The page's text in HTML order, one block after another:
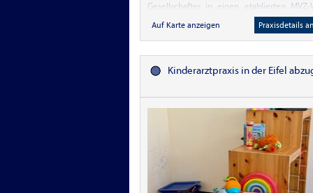
Gesellschafter in einen etablierten MVZ-
Modern ausgestattete Standorte mit
regionaler Anbindung
Attraktive, langfristige
unternehmerischem
professionelle MVZ-Strukturen
Facharztanerkennung Gefäßchirurgie
unternehmerischer Mitverantwortung
teamorientierte Arbeitsweise
patientenorientiertes Handeln Über den
Der MVZ-Verbund befindet sich in
starken Einzugsgebieten im
Auf Karte anzeigen Praxisdetails
Kinderarztpraxis in der Eifel